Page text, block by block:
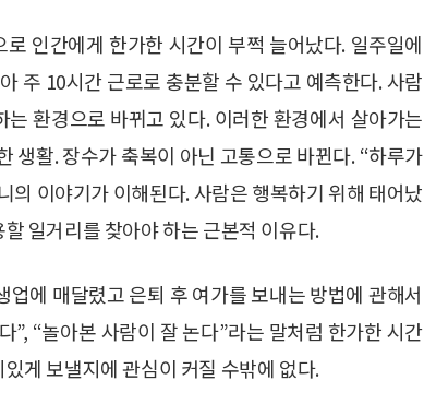
인간에게 한가한 시간이 부쩍 늘어났다. 일주일에
주 10시간 근로로 충분할 수 있다고 예측한다. 사람
환경으로 바뀌고 있다. 이러한 환경에서 살아가는
생활. 장수가 축복이 아닌 고통으로 바뀐다. “하루가
이야기가 이해된다. 사람은 행복하기 위해 태어났
일거리를 찾아야 하는 근본적 이유다.
에 매달렸고 은퇴 후 여가를 보내는 방법에 관해서
”, “놀아본 사람이 잘 논다”라는 말처럼 한가한 시간
게 보낼지에 관심이 커질 수밖에 없다.